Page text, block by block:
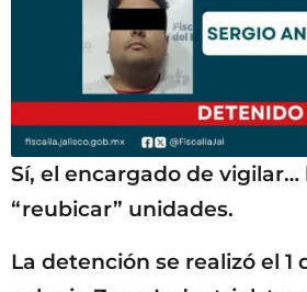
Sí, el encargado de
“reubicar” unidades.
La detención se realizó el 1